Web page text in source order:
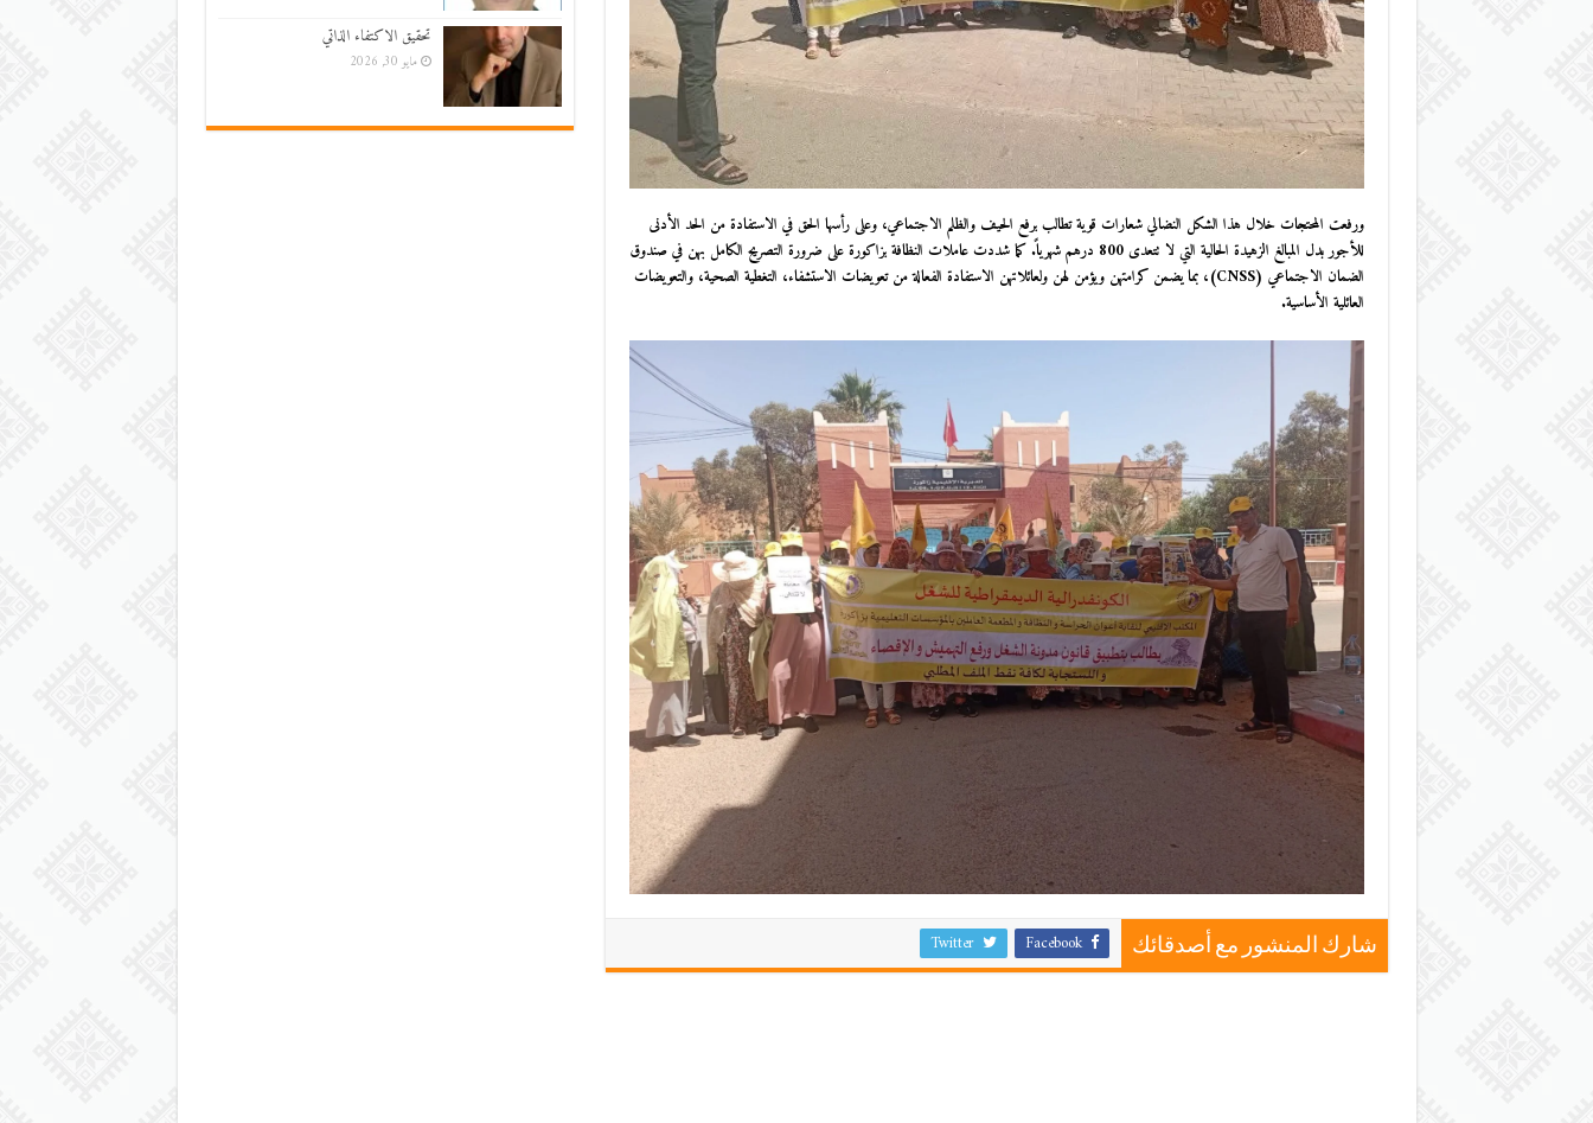
ورفعت المحتجات خلال هذا الشكل النضالي شعارات قوية تطالب برفع الحيف والظلم الاجتماعي، وعلى رأسها الحق في الاستفادة من الحد الأدنى
للأجور بدل المبالغ الزهيدة الحالية التي لا تتعدى 800 درهم شهرياً. كما شددت
عاملات النظافة بزاكورةعلى ضرورة التصريح الكامل بهن في صندوق
الضمان الاجتماعي (CNSS)، بما يضمن كرامتهن ويؤمن لهن ولعائلاتهن الاستفادة الفعالة من تعويضات الاستشفاء، التغطية الصحية، والتعويضات
العائلية الأساسية.
شارك المنشور مع أصدقائك Facebook
Twitter
تحقيق الاكتفاء الذاتي
مايو 30, 2026